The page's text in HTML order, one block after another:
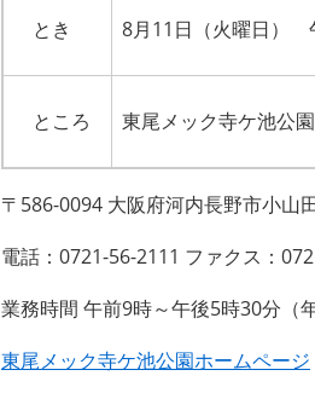
とき 8月11日（火曜日）
ところ 東尾メック寺ケ池公園
〒586-0094 大阪府河内長野市小山
電話：0721-56-2111 ファクス：
業務時間 午前9時～午後5時30分（
東尾メック寺ケ池公園ホームページ